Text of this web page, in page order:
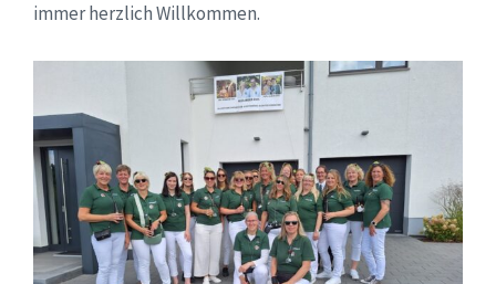
immer herzlich Willkommen.